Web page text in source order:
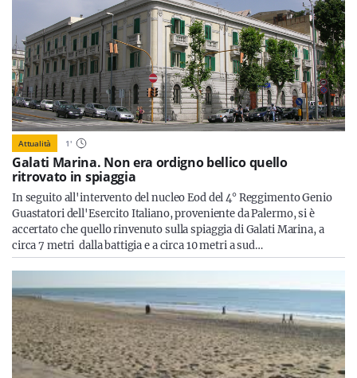
Attualità 1'
Galati Marina. Non era ordigno bellico quello
ritrovato in spiaggia
In seguito all'intervento del nucleo Eod del 4° Reggimento Genio
Guastatori dell'Esercito Italiano, proveniente da Palermo, si è
accertato che quello rinvenuto sulla spiaggia di Galati Marina, a
circa 7 metri dalla battigia e a circa 10 metri a sud…